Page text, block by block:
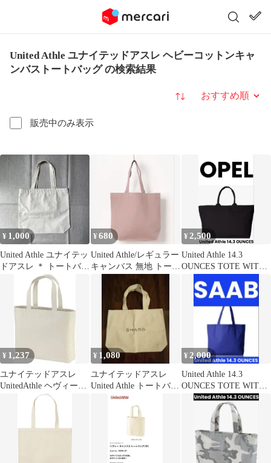
United Athle ユナイテッドアスレ ヘビーコットンキャ
ンバストートバッグ の検索結果
販売中のみ表示
並び替え
¥ 1,000
United Athle ユナイテッ
ドアスレ ＊ トートバッ
¥680
United Athle/レギュラー
キャンバス 無地 トート
¥ 2,500
United Athle 14.3
OUNCES TOTE WITH
¥ 1,237
ユナイテッドアスレ
UnitedAthle ヘヴィーキ
ャンバス トートバッグ
¥ 1,080
ユナイテッドアスレ
United Athle トートバッ
グ キャンパス生地
¥ 2,000
United Athle 14.3
OUNCES TOTE WITH
SAAB